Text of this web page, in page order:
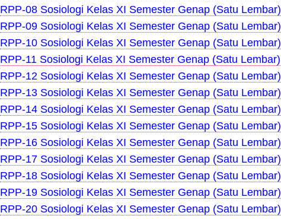
RPP-08 Sosiologi Kelas XI Semester Genap (Satu Lembar)
RPP-09 Sosiologi Kelas XI Semester Genap (Satu Lembar)
RPP-10 Sosiologi Kelas XI Semester Genap (Satu Lembar)
RPP-11 Sosiologi Kelas XI Semester Genap (Satu Lembar)
RPP-12 Sosiologi Kelas XI Semester Genap (Satu Lembar)
RPP-13 Sosiologi Kelas XI Semester Genap (Satu Lembar)
RPP-14 Sosiologi Kelas XI Semester Genap (Satu Lembar)
RPP-15 Sosiologi Kelas XI Semester Genap (Satu Lembar)
RPP-16 Sosiologi Kelas XI Semester Genap (Satu Lembar)
RPP-17 Sosiologi Kelas XI Semester Genap (Satu Lembar)
RPP-18 Sosiologi Kelas XI Semester Genap (Satu Lembar)
RPP-19 Sosiologi Kelas XI Semester Genap (Satu Lembar)
RPP-20 Sosiologi Kelas XI Semester Genap (Satu Lembar)